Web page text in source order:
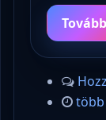
Tovább
több